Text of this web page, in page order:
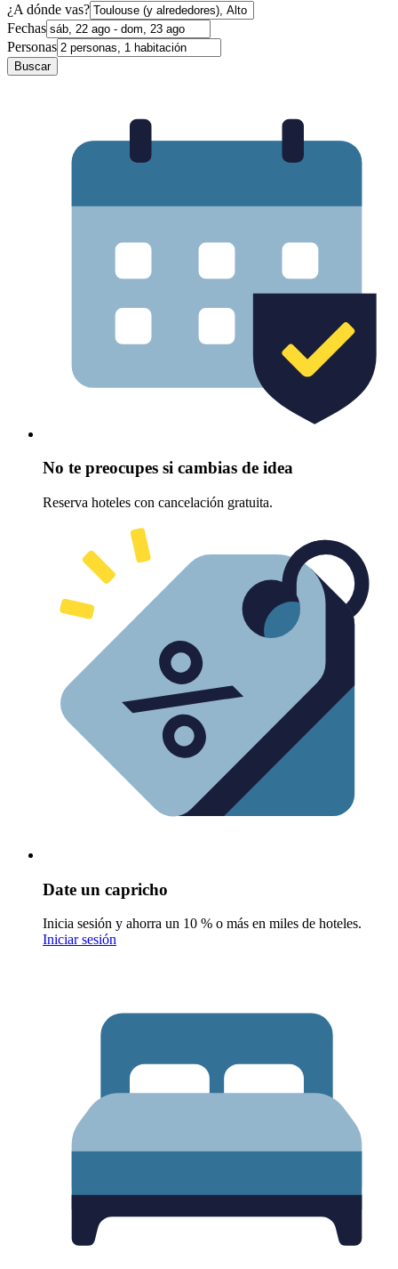
¿A dónde vas?
Fechas
Personas
Buscar
No te preocupes si cambias de idea
Reserva hoteles con cancelación gratuita.
Date un capricho
Inicia sesión y ahorra un 10 % o más en miles de hoteles.
Iniciar sesión